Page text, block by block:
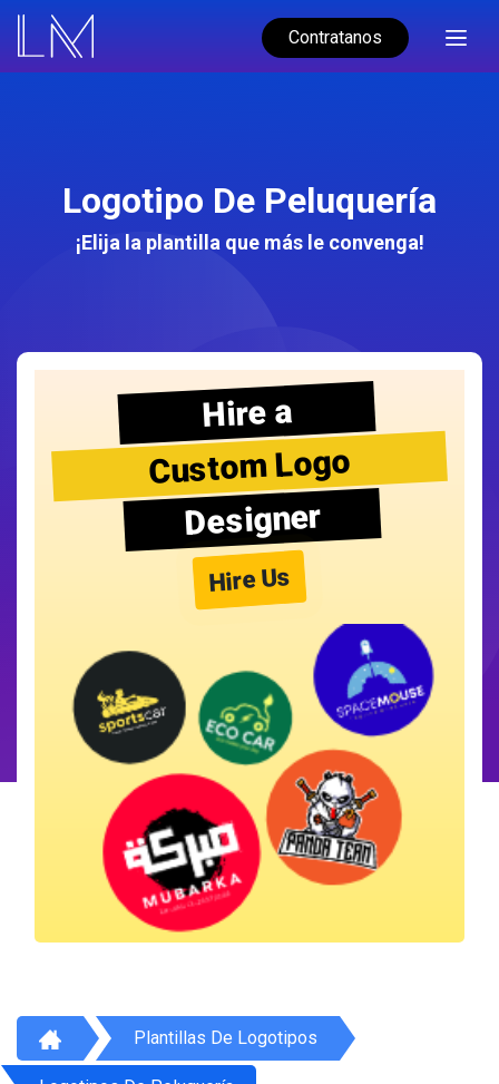
Contratanos
Logotipo De Peluquería
¡Elija la plantilla que más le convenga!
Hire a
Custom Logo
Designer
Hire Us
Plantillas De Logotipos